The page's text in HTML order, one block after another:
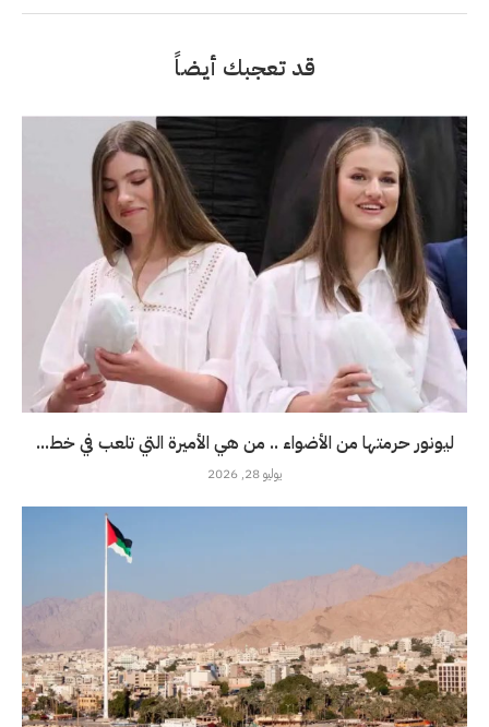
قد تعجبك أيضاً
ليونور حرمتها من الأضواء .. من هي الأميرة التي تلعب في خط...
يوليو 28, 2026